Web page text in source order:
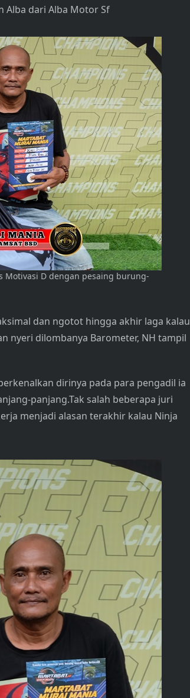
Alba dari Alba Motor Sf
D dengan pesaing burung-
dan ngotot hingga akhir laga kalau
nyeri dilombanya Barometer, NH tampil
dirinya pada para pengadil ia
panjang.Tak salah beberapa juri
menjadi alasan terakhir kalau Ninja